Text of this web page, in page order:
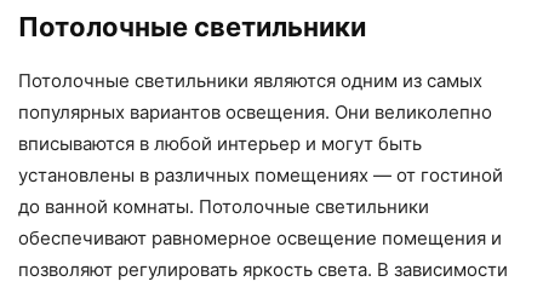
Потолочные светильники
Потолочные светильники являются одним из самых
популярных вариантов освещения. Они великолепно
вписываются в любой интерьер и могут быть
установлены в различных помещениях — от гостиной
до ванной комнаты. Потолочные светильники
обеспечивают равномерное освещение помещения и
позволяют регулировать яркость света. В зависимости